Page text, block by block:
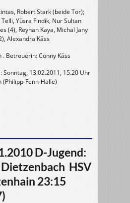
Robert Stark (beide Tor);
Yüsra Findik, Nur Sultan
(4), Reyhan Kaya, Michal Jany
Alexandra Käss
. Betreuerin: Conny Käss
Sonntag, 13.02.2011, 15.20 Uhr
(Philipp-Fenn-Halle)
D-Jugend:
 HSV
23:15